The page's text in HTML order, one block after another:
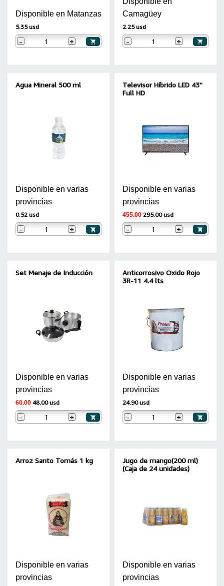
Disponible en Matanzas
5.35 usd
- +
Camagüey
2.25 usd
- +
Agua Mineral 500 ml
Disponible en varias
provincias
0.52 usd
- +
Televisor Híbrido LED 43''
Full HD
Disponible en varias
provincias
455.00 295.00 usd
- +
Set Menaje de Inducción
Disponible en varias
provincias
60.00 48.00 usd
- +
Anticorrosivo Oxido Rojo
3R-11 4.4 lts
Disponible en varias
provincias
24.90 usd
- +
Arroz Santo Tomás 1 kg
Disponible en varias
provincias
Jugo de mango(200 ml)
(Caja de 24 unidades)
Disponible en varias
provincias